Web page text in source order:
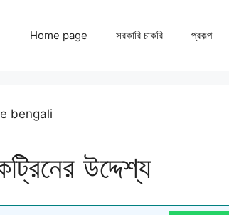
Home page সরকারি চাকরি প্রকল্প
উদ্দেশ্য